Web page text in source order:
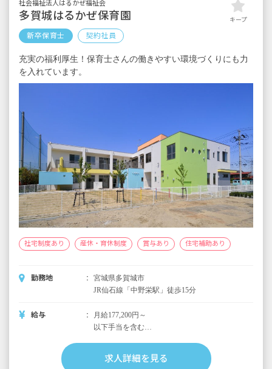
社会福祉法人はるかぜ福祉会
多賀城はるかぜ保育園
新卒保育士 契約社員
キープ
充実の福利厚生！保育士さんの働きやすい環境づくりにも力
を入れています。
社宅制度あり 産休・育休制度 賞与あり 住宅補助あり
勤務地
宮城県多賀城市
JR仙石線「中野栄駅」徒歩15分
給与
月給177,200円～
以下手当を含む
職歴手当1,000円
求人詳細を見る